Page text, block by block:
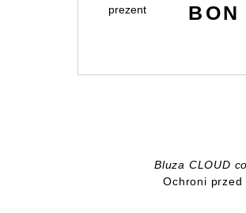
BON
Bluza CLOUD
Ochroni przed